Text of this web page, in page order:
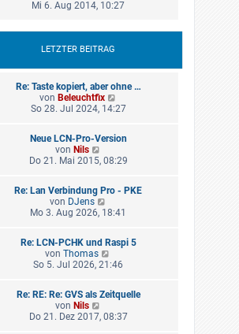
t
a
g
B
a
e
t
r
B
e
i
a
Mi 6. Aug 2014, 10:27
LETZTER BEITRAG
Re: Taste kopiert, aber ohne …
von Beleuchtfix
e
s
e
i
t
a
g
So 28. Jul 2024, 14:27
Neue LCN-Pro-Version
von Nils
e
s
t
e
B
e
i
t
a
Do 21. Mai 2015, 08:29
Re: Lan Verbindung Pro - PKE
von DJens
e
s
t
e
B
e
i
t
Mo 3. Aug 2026, 18:41
Re: LCN-PCHK und Raspi 5
vonThomas
e
s
e
So 5. Jul 2026, 21:46
Re: RE: Re: GVS als Zeitquelle
von Nils
e
Do 21. Dez 2017, 08:37